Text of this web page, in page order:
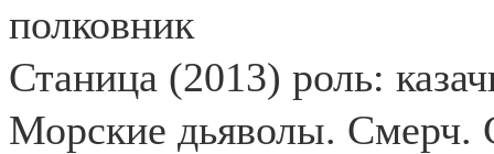
полковник
Станица (2013) роль:
Морские дьяволы.